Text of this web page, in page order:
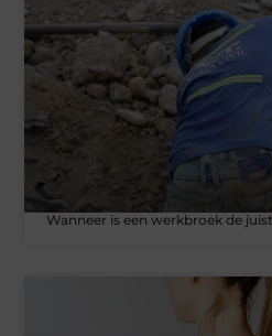
Wanneer is een werkbroek de